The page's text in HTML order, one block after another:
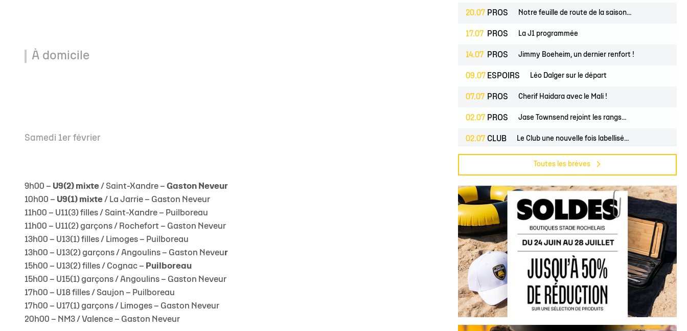
À domicile
Samedi 1er février
9h00 – U9(2) mixte / Saint-Xandre – Gaston Neveur
10h00 – U9(1) mixte / La Jarrie – Gaston Neveur
11h00 – U11(3) filles / Saint-Xandre – Puilboreau
11h00 – U11(2) garçons / Rochefort – Gaston Neveur
13h00 – U13(1) filles / Limoges – Puilboreau
13h00 – U13(2) garçons / Angoulins – Gaston Neveur
15h00 – U13(2) filles / Cognac – Puilboreau
15h00 – U15(1) garçons / Angoulins – Gaston Neveur
17h00 – U18 filles / Saujon – Puilboreau
17h00 – U17(1) garçons / Limoges – Gaston Neveur
20h00 – NM3 / Valence – Gaston Neveur
20.07 PROS Notre feuille de route de la saison...
17.07 PROS La J1 programmée
14.07 PROS Jimmy Boeheim, un dernier renfort !
09.07 ESPOIRS Léo Dalger sur le départ
07.07 PROS Cherif Haidara avec le Mali !
02.07 PROS Jase Townsend rejoint les rangs...
02.07 CLUB Le Club une nouvelle fois labellisé...
L'Asso est à la recherche de trois...
Toutes les brèves